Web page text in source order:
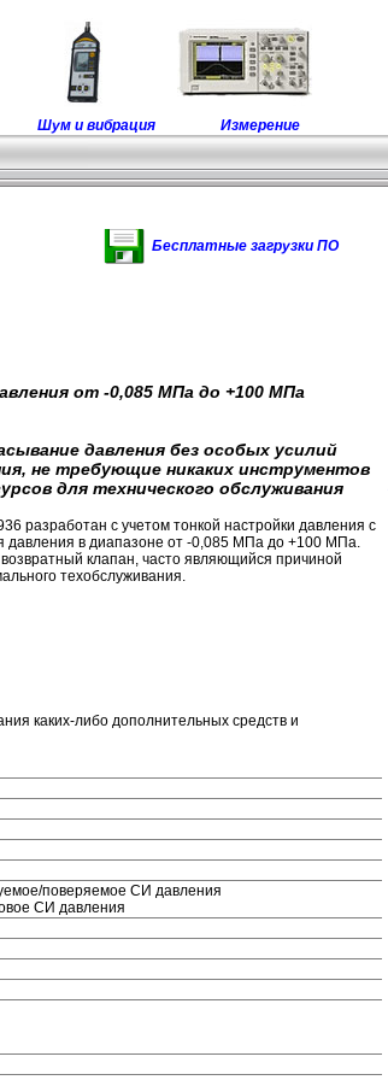
Шум и вибрация Измерение
Бесплатные загрузки ПО
от -0,085 МПа до +100 МПа
давления без особых усилий
не требующие никаких инструментов
для технического обслуживания
разработан с учетом тонкой настройки давления с
давления в диапазоне от -0,085 МПа до +100 МПа.
клапан, часто являющийся причиной
техобслуживания.
каких-либо дополнительных средств и
поверяемое СИ давления
СИ давления